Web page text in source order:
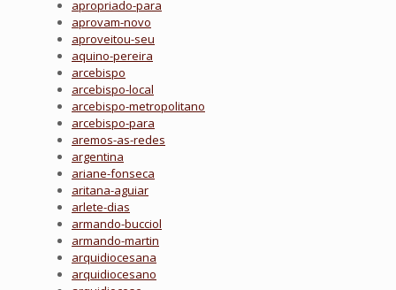
apropriado-para
aprovam-novo
aproveitou-seu
aquino-pereira
arcebispo
arcebispo-local
arcebispo-metropolitano
arcebispo-para
aremos-as-redes
argentina
ariane-fonseca
aritana-aguiar
arlete-dias
armando-bucciol
armando-martin
arquidiocesana
arquidiocesano